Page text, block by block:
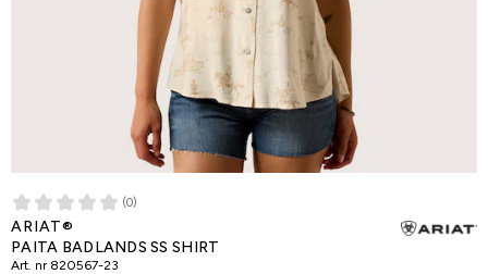
(0)
ARIAT®
PAITA BADLANDS SS SHIRT
Art. nr 820567-23